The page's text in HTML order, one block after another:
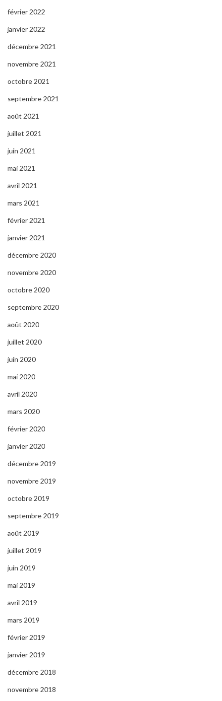
février 2022
janvier 2022
décembre 2021
novembre 2021
octobre 2021
septembre 2021
août 2021
juillet 2021
juin 2021
mai 2021
avril 2021
mars 2021
février 2021
janvier 2021
décembre 2020
novembre 2020
octobre 2020
septembre 2020
août 2020
juillet 2020
juin 2020
mai 2020
avril 2020
mars 2020
février 2020
janvier 2020
décembre 2019
novembre 2019
octobre 2019
septembre 2019
août 2019
juillet 2019
juin 2019
mai 2019
avril 2019
mars 2019
février 2019
janvier 2019
décembre 2018
novembre 2018